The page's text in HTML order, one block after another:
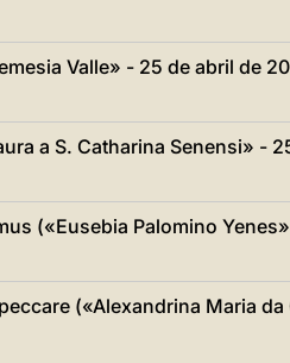
Valle» - 25 de abril de
a S. Catharina Senensi» -
(«Eusebia Palomino
(«Alexandrina Maria